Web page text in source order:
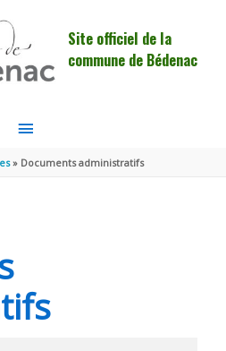
Site officiel de la
commune de Bédenac
MENU
PRINCIPAL
Documents administratifs